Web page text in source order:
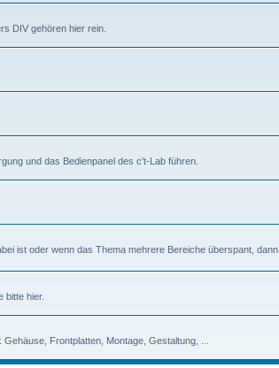
DIV gehören hier rein.
und das Bedienpanel des c't-Lab führen.
ist oder wenn das Thema mehrere Bereiche überspant, dann
bitte hier.
Frontplatten, Montage, Gestaltung, ...